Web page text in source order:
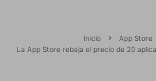
Inicio App Store
La App Store rebaja el precio de 20